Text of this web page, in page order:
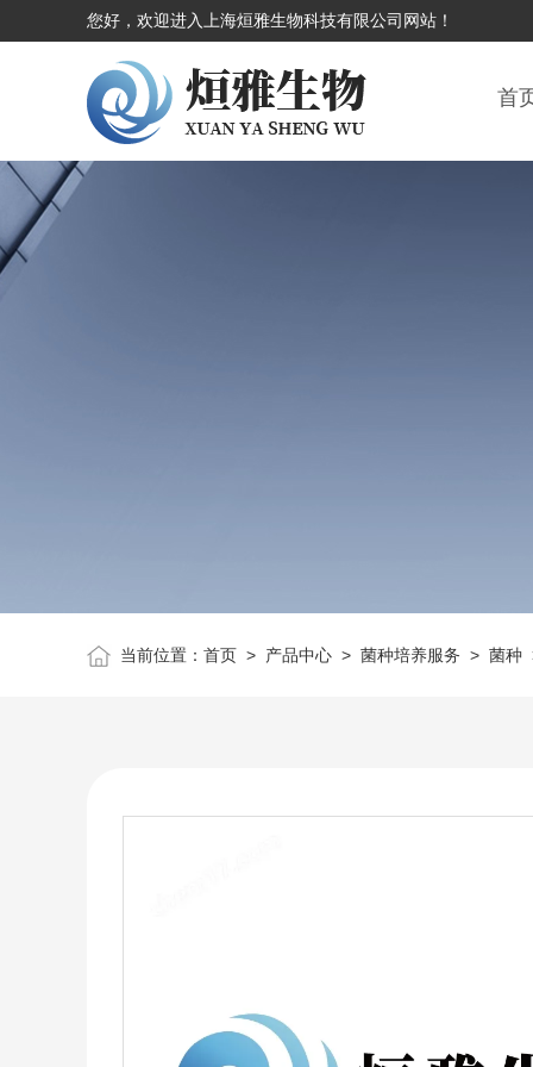
您好，欢迎进入上海烜雅生物科技有限公司网站！
首
当前位置： 首页> 产品中心> 菌种培养服务 > 菌种